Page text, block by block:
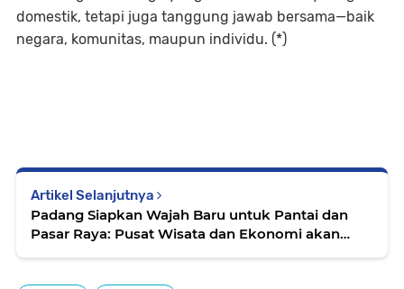
domestik, tetapi juga tanggung jawab bersama—baik
negara, komunitas, maupun individu. (*)
Artikel Selanjutnya
Padang Siapkan Wajah Baru untuk Pantai dan
Pasar Raya: Pusat Wisata dan Ekonomi akan